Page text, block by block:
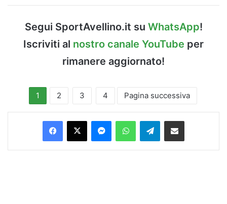
Segui SportAvellino.it su WhatsApp!
Iscriviti al nostro canale YouTube per
rimanere aggiornato!
1 2 3 4 Pagina successiva
Facebook
X MessengerWhatsAppTelegramCondividi via Email